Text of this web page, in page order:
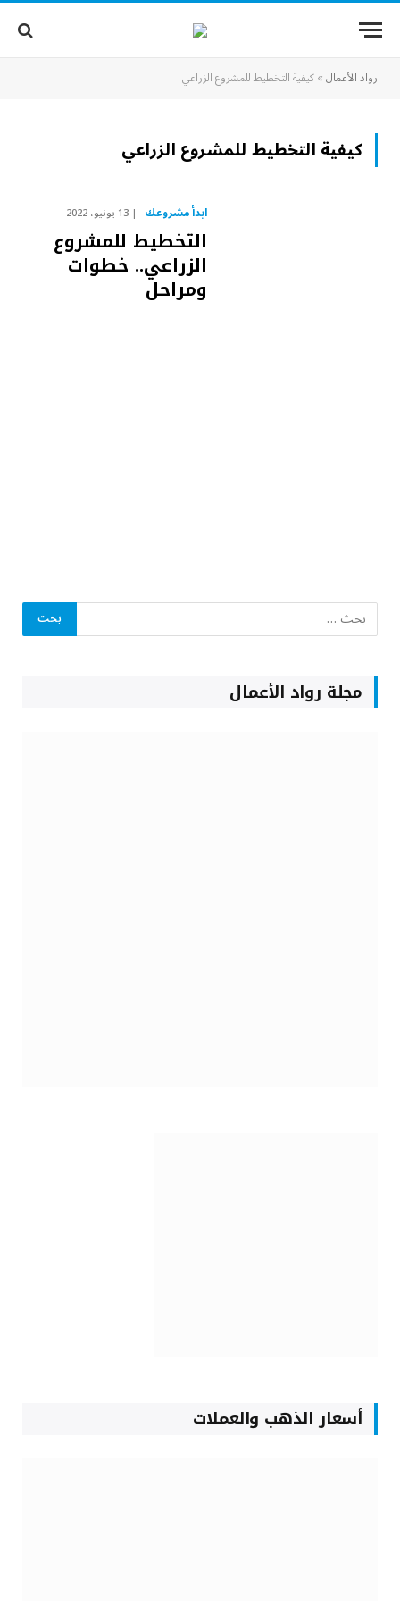
رواد الأعمال»كيفية التخطيط للمشروع الزراعي
كيفية التخطيط للمشروع الزراعي
ابدأ مشروعك 13 يونيو، 2022
التخطيط للمشروع
الزراعي.. خطوات
ومراحل
مجلة رواد الأعمال
أسعار الذهب والعملات